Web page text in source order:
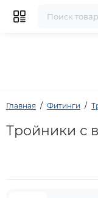
Главная Фитинги
Тройники с